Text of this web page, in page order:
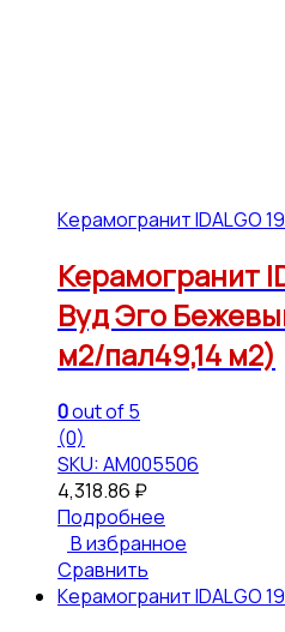
Керамогранит IDALGO
Керамогранит
Вуд Эго
м2/пал49,14 м2)
0out of 5
(0)
SKU: АМ005506
4,318.86 ₽
Подробнее
В избранное
Сравнить
Керамогранит IDALGO